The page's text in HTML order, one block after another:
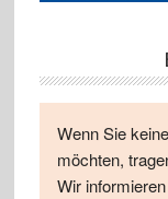
Wenn Sie
möchten,
Wir